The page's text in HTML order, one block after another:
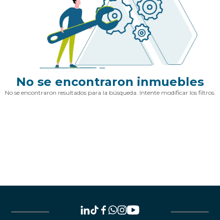
No se encontraron inmuebles
No se encontraron resultados para la búsqueda. Intente modificar los filtros.